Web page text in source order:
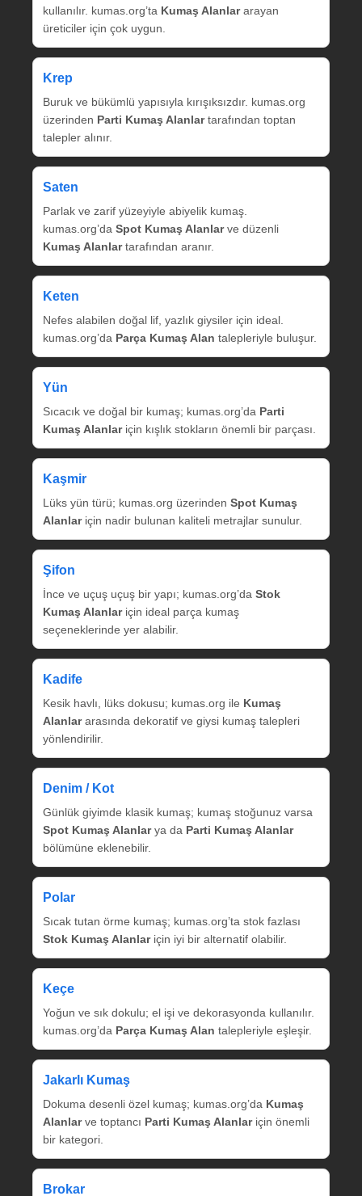
kullanılır. kumas.org’ta Kumaş Alanlararayan
üreticiler için çok uygun.
Krep
Buruk ve bükümlü yapısıyla kırışıksızdır. kumas.org
üzerinden Parti Kumaş Alanlartarafından toptan
talepler alınır.
Saten
Parlak ve zarif yüzeyiyle abiyelik kumaş.
kumas.org’da Spot Kumaş Alanlarve düzenli
Kumaş Alanlartarafından aranır.
Keten
Nefes alabilen doğal lif, yazlık giysiler için ideal.
kumas.org’da Parça Kumaş Alan talepleriyle buluşur.
Yün
Sıcacık ve doğal bir kumaş; kumas.org’da Parti
Kumaş Alanlariçin kışlık stokların önemli bir parçası.
Kaşmir
Lüks yün türü; kumas.org üzerinden Spot Kumaş
Alanlariçin nadir bulunan kaliteli metrajlar sunulur.
Şifon
İnce ve uçuş uçuş bir yapı; kumas.org’da Stok
Kumaş Alanlariçin ideal parça kumaş
seçeneklerinde yer alabilir.
Kadife
Kesik havlı, lüks dokusu; kumas.org ile Kumaş
Alanlararasında dekoratif ve giysi kumaş talepleri
yönlendirilir.
Denim / Kot
Günlük giyimde klasik kumaş; kumaş stoğunuz varsa
Spot Kumaş Alanlarya da Parti Kumaş Alanlar
bölümüne eklenebilir.
Polar
Sıcak tutan örme kumaş; kumas.org’ta stok fazlası
Stok Kumaş Alanlariçin iyi bir alternatif olabilir.
Keçe
Yoğun ve sık dokulu; el işi ve dekorasyonda kullanılır.
kumas.org’da Parça Kumaş Alan talepleriyle eşleşir.
Jakarlı Kumaş
Dokuma desenli özel kumaş; kumas.org’da Kumaş
Alanlarve toptancı Parti Kumaş Alanlariçin önemli
bir kategori.
Brokar